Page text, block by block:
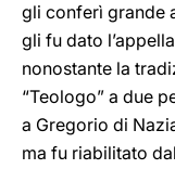
gli conferì grande
gli fu dato
nonostante la
“Teologo” a due
a Gregorio di
ma fu riabilitato